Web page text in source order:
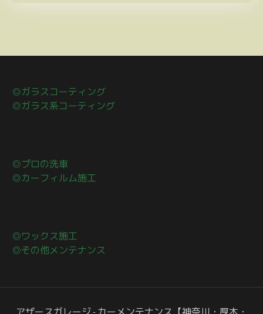
◎ガラスコーティング
◎ガラス系コーティング
◎プロの洗車
◎カーフィルム施工
◎ワックス施工
◎その他メンテナンス